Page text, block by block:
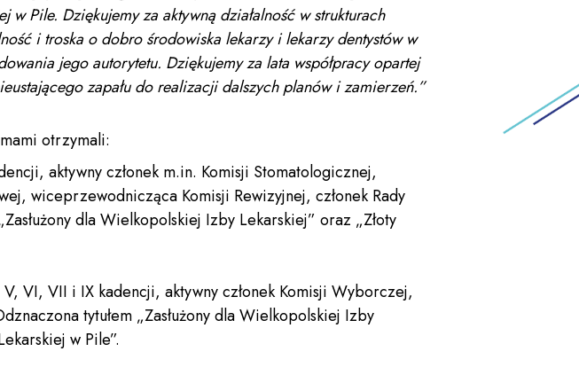
Pile. Dziękujemy za aktywną działalność w strukturach
i troska o dobro środowiska lekarzy i lekarzy dentystów w
jego autorytetu. Dziękujemy za lata współpracy opartej
zapału do realizacji dalszych planów i zamierzeń.”
otrzymali:
aktywny członek m.in. Komisji Stomatologicznej,
wiceprzewodnicząca Komisji Rewizyjnej, członek Rady
dla Wielkopolskiej Izby Lekarskiej” oraz „Złoty
VI, VII i IX kadencji, aktywny członek Komisji Wyborczej,
tytułem „Zasłużony dla Wielkopolskiej Izby
w Pile”.